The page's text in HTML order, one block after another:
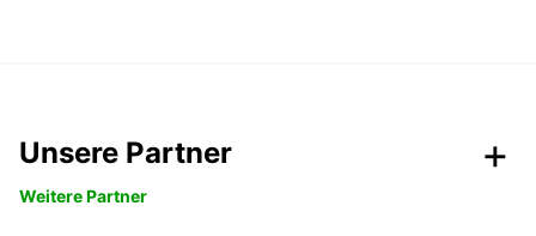
Unsere Partner
Weitere Partner